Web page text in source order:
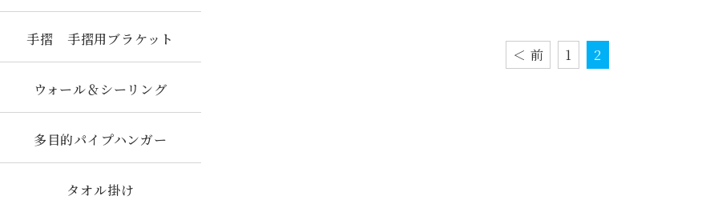
手摺 手摺用ブラケット
ウォール＆シーリング
多目的パイプハンガー
タオル掛け
＜ 前 1 2